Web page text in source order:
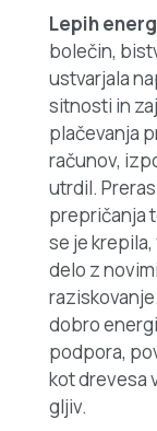
Lepih
bolečin,
ustvarjala
sitnosti in
plačevanja
računov,
utrdil.
prepričanja
se je
delo z
dobro
podpora,
kot drevesa
gljiv.